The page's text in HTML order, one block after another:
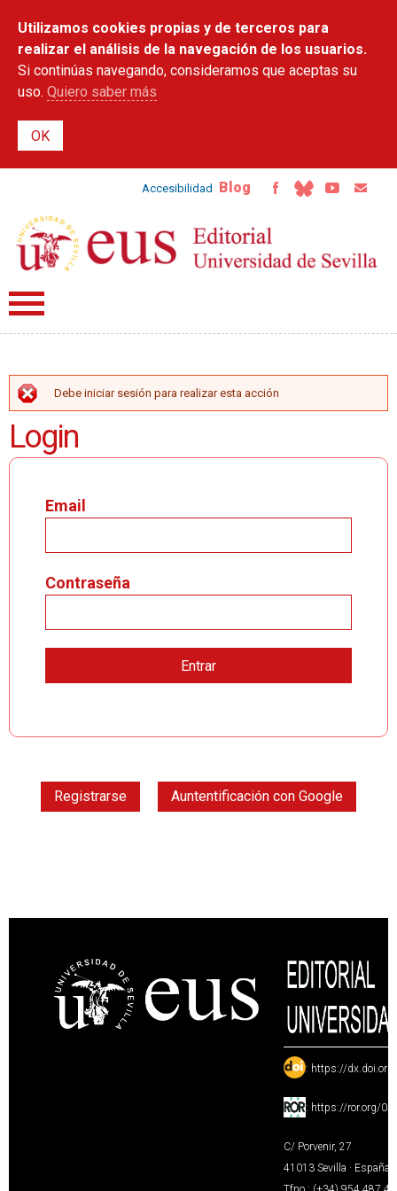
contenido
principal
Utilizamos cookies propias y de terceros para
realizar el análisis de la navegación de los usuarios.
Si continúas navegando, consideramos que aceptas su
uso. Quiero saber más
Accesibilidad Blog
MENSAJE DE ERROR
Debe iniciar sesión para realizar esta acción
Login
Email
Contraseña
Registrarse Auntentificación con Google
: https://
: https://ror.org/
C/ Porvenir, 27
41013 Sevilla · España